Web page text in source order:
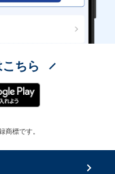
ちら
標です。